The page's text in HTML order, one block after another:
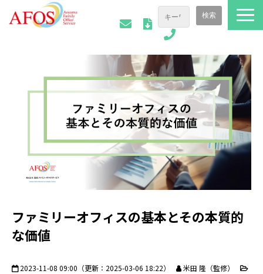
ファミリーオフィスについて
ご相談事例
会社情報
AFOSトピックス
お役立ち資料
ファミリーオフィスの基本とその本質的
な価値
2023-11-08 09:00 （更新： 2025-03-06 18:22）
米田 隆（監修）